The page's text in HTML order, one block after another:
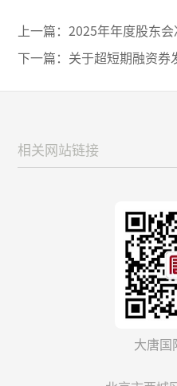
上一篇：2025年年度股东
下一篇： 关于超短期融资券
大唐国
相关网站链接